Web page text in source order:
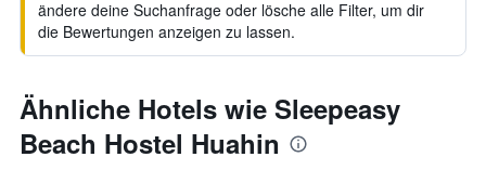
ändere deine Suchanfrage oder lösche alle Filter, um dir
die Bewertungen anzeigen zu lassen.
Ähnliche Hotels wie Sleepeasy
Beach Hostel Huahin